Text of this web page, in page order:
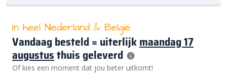
In heel Nederland & België
Vandaag besteld = uiterlijkmaandag 17
augustusthuis geleverd
Of kies een moment dat jou beter uitkomt!